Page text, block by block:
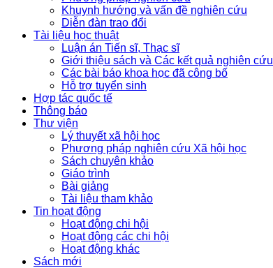
Khuynh hướng và vấn đề nghiên cứu
Diễn đàn trao đổi
Tài liệu học thuật
Luận án Tiến sĩ, Thạc sĩ
Giới thiệu sách và Các kết quả nghiên cứu
Các bài báo khoa học đã công bố
Hỗ trợ tuyển sinh
Hợp tác quốc tế
Thông báo
Thư viện
Lý thuyết xã hội học
Phương pháp nghiên cứu Xã hội học
Sách chuyên khảo
Giáo trình
Bài giảng
Tài liệu tham khảo
Tin hoạt động
Hoạt động chi hội
Hoạt động các chi hội
Hoạt động khác
Sách mới